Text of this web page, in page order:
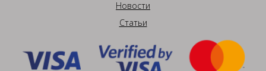
Новости
Статьи